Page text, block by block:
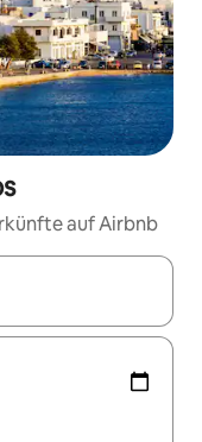
auf Airbnb
mit den